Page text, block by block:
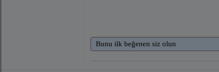
Bunu ilk beğenen siz olun